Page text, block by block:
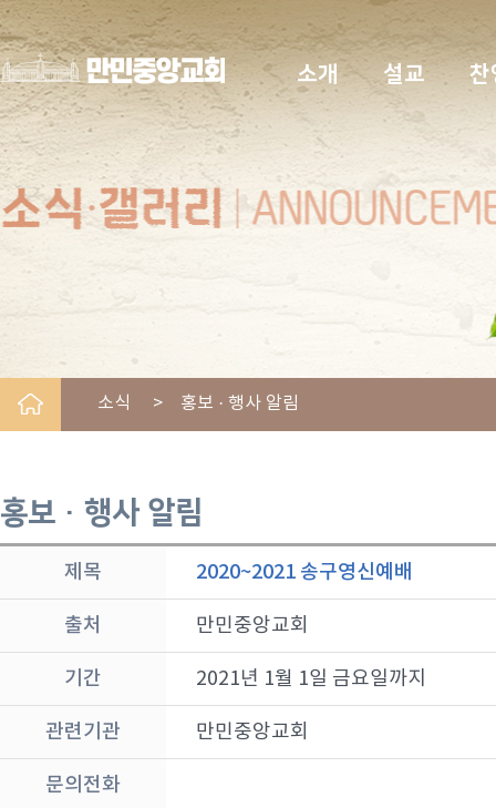
소개 설교 찬
소식 > 홍보 · 행사 알림
홍보 · 행사 알림
제목 2020~2021 송구영신예배
출처 만민중앙교회
기간 2021년 1월 1일 금요일까지
관련기관 만민중앙교회
문의전화